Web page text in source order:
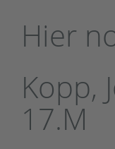
Hier
Kopp,
17.M